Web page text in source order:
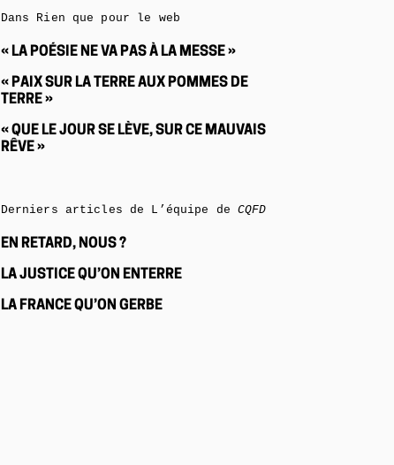
Dans Rien que pour le web
« LA POÉSIE NE VA PAS À LA MESSE »
« PAIX SUR LA TERRE AUX POMMES DE
TERRE »
« QUE LE JOUR SE LÈVE, SUR CE MAUVAIS
RÊVE »
Derniers articles de L’équipe de CQFD
EN RETARD, NOUS ?
LA JUSTICE QU’ON ENTERRE
LA FRANCE QU’ON GERBE